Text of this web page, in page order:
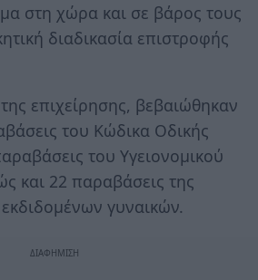
στη χώρα και σε βάρος τους
διαδικασία επιστροφής
επιχείρησης, βεβαιώθηκαν
του Κώδικα Οδικής
του Υγειονομικού
και 22 παραβάσεις της
γυναικών.